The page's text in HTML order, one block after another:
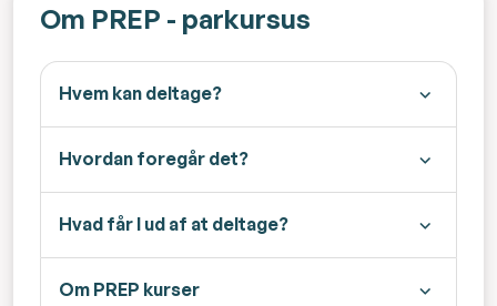
Om PREP - parkursus
Hvem kan deltage?
Hvordan foregår det?
Hvad får I ud af at deltage?
Om PREP kurser